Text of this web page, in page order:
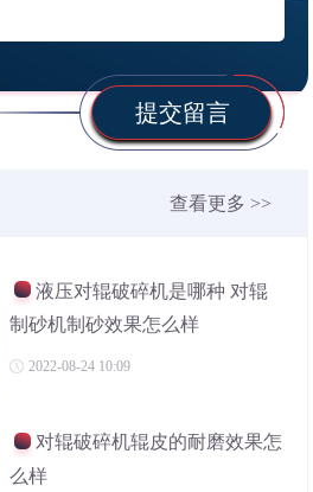
提交留言
查看更多 >>
液压对辊破碎机是哪种 对辊
制砂机制砂效果怎么样
2022-08-24 10:09
对辊破碎机辊皮的耐磨效果怎
么样